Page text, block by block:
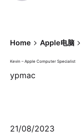
Home Apple电脑
Kevin – Apple Computer Specialist
ypmac
21/08/2023